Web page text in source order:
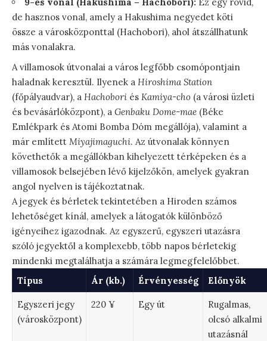
de hasznos vonal, amely a Hakushima negyedet köti
össze a városközponttal (Hachobori), ahol átszállhatunk
más vonalakra.
A villamosok útvonalai a város legfőbb csomópontjain
haladnak keresztül. Ilyenek a Hiroshima Station
(főpályaudvar), a Hachobori és Kamiya-cho (a városi üzleti
és bevásárlóközpont), a Genbaku Dome-mae (Béke
Emlékpark és Atomi Bomba Dóm megállója), valamint a
már említett Miyajimaguchi. Az útvonalak könnyen
követhetők a megállókban kihelyezett térképeken és a
villamosok belsejében lévő kijelzőkön, amelyek gyakran
angol nyelven is tájékoztatnak.
A jegyek és bérletek tekintetében a Hiroden számos
lehetőséget kínál, amelyek a látogatók különböző
igényeihez igazodnak. Az egyszerű, egyszeri utazásra
szóló jegyektől a komplexebb, több napos bérletekig
mindenki megtalálhatja a számára legmegfelelőbbet.
Típus
Ár (kb.) Érvényesség Előnyök
Egyszeri jegy
(városközpont)
220 ¥ Egy út
Rugalmas,
olcsó alkalmi
utazásnál